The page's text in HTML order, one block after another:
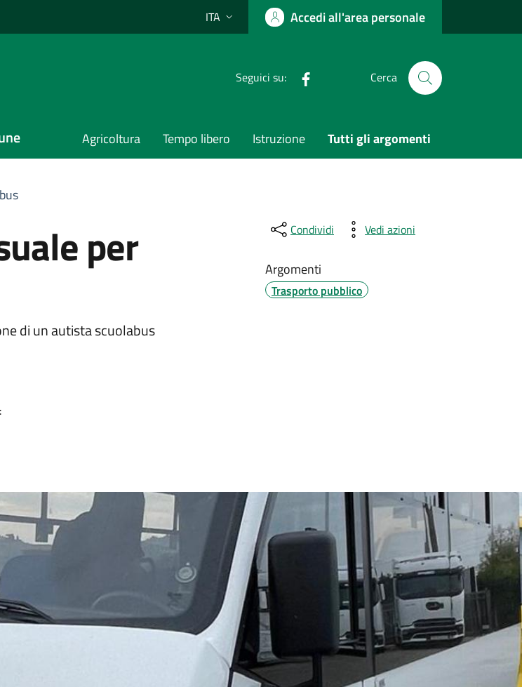
Lingua attiva:
ITA Accedi all'area personale
Seguici su: Cerca
Agricoltura Tempo libero Istruzione Tutti gli argomenti
per
di un autista scuolabus
Condividi Vedi azioni
Argomenti
Trasporto pubblico